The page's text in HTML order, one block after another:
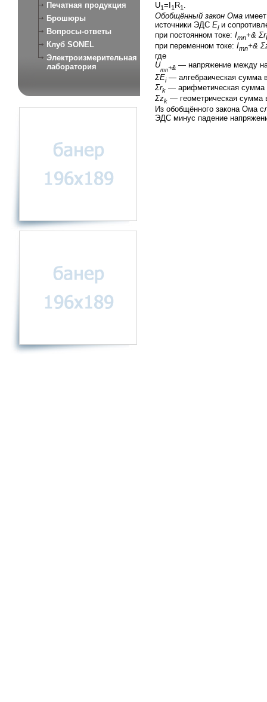
Печатная продукция
Брошюры
Вопросы-ответы
Клуб SONEL
Электроизмерительная
лаборатория
U1=I 1 R1 .
Обобщённый закон Ома
источники ЭДС Eiи
при постоянном токе: Imn+& Σr
при переменном токе: Imn+&
где
U
mn+& — напряжение между
ΣEi— алгебраическая сумма
Σrk — арифметическая сумма
Σzk — геометрическая сумма
Из обобщённого закона Ома
ЭДС минус падение